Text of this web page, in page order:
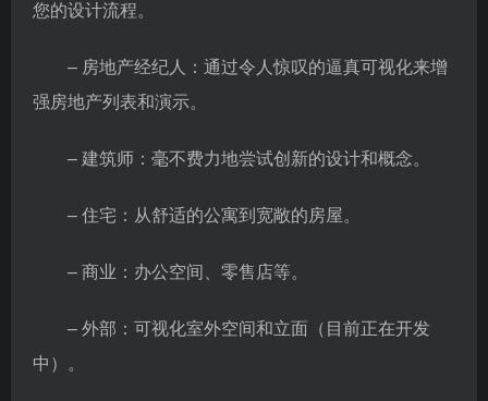
您的设计流程。
– 房地产经纪人：通过令人惊叹的逼真可视化来增
强房地产列表和演示。
– 建筑师：毫不费力地尝试创新的设计和概念。
– 住宅：从舒适的公寓到宽敞的房屋。
– 商业：办公空间、零售店等。
– 外部：可视化室外空间和立面（目前正在开发
中）。